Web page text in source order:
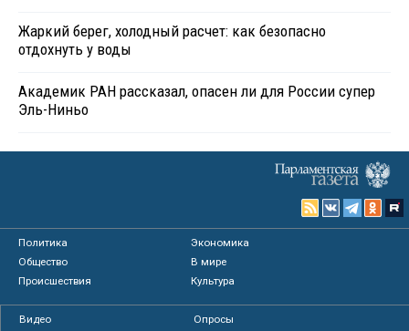
Жаркий берег, холодный расчет: как безопасно
отдохнуть у воды
Академик РАН рассказал, опасен ли для России супер
Эль-Ниньо
Политика
Экономика
Общество
В мире
Происшествия
Культура
Видео
Опросы